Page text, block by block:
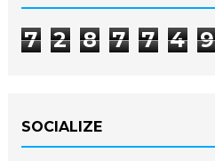
7 2 8 7 7 4 9
SOCIALIZE